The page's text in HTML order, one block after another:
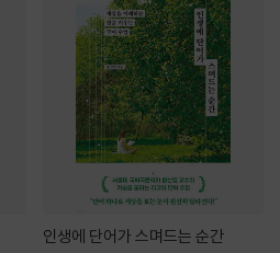
인생에 단어가 스며드는 순간